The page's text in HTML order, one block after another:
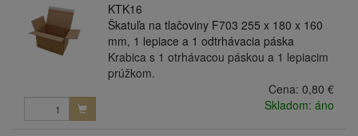
KTK16
Škatuľa na tlačoviny F703 255 x 180 x 160
mm, 1 lepiace a 1 odtrhávacia páska
Krabica s 1 otrhávacou páskou a 1 lepiacim
prúžkom.
Cena: 0,80 €
Skladom: áno